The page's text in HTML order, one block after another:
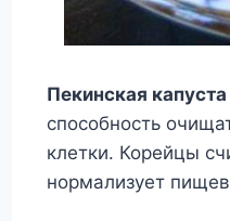
Пекинская капуста
способность
клетки. Корейцы
нормализует